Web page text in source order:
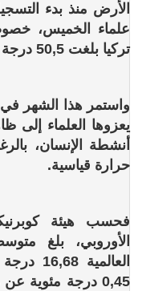
الأرض منذ بدء
علماء الخميس،
تركيا بلغت 50,5 درجة مئوية.
واستمر هذا الشهر
يعزوها العلماء إلى
أنشطة الإنسان،
حرارة قياسية.
فحسب هيئة
الأوروبي، بلغ
0,45 درجة